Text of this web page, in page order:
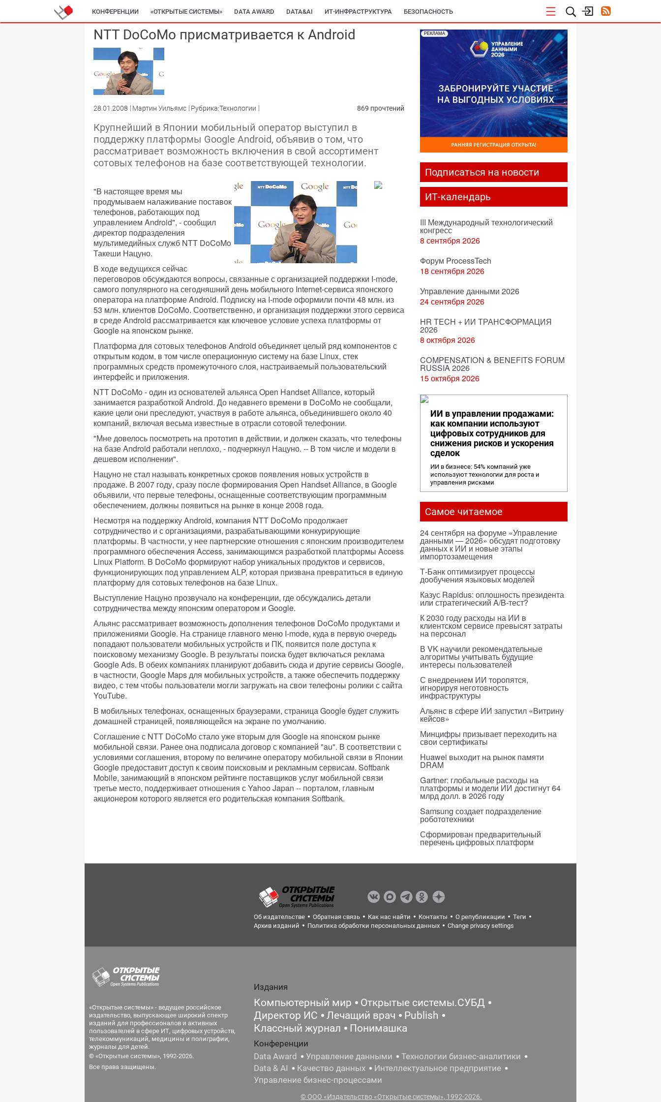
КОНФЕРЕНЦИИ «ОТКРЫТЫЕ СИСТЕМЫ» DATA AWARD DATA&AI ИТ-ИНФРАСТРУКТУРА БЕЗОПАСНОСТЬ
NTT DoCoMo присматривается к Android
28.01.2008 Мартин Уильямс Рубрика:Технологии 869 прочтений
Крупнейший в Японии мобильный оператор выступил в
поддержку платформы Google Android, объявив о том, что
рассматривает возможность включения в свой ассортимент
сотовых телефонов на базе соответствующей технологии.
"В настоящее время мы
продумываем налаживание поставок
телефонов, работающих под
управлением Android", - сообщил
директор подразделения
мультимедийных служб NTT DoCoMo
Такеши Нацуно.
В ходе ведущихся сейчас
переговоров обсуждаются вопросы, связанные с организацией поддержки I-mode,
самого популярного на сегодняшний день мобильного Internet-сервиса японского
оператора на платформе Android. Подписку на I-mode оформили почти 48 млн. из
53 млн. клиентов DoCoMo. Соответственно, и организация поддержки этого сервиса
в среде Android рассматривается как ключевое условие успеха платформы от
Google на японском рынке.
Платформа для сотовых телефонов Android объединяет целый ряд компонентов с
открытым кодом, в том числе операционную систему на базе Linux, стек
программных средств промежуточного слоя, настраиваемый пользовательский
интерфейс и приложения.
NTT DoCoMo - один из основателей альянса Open Handset Alliance, который
занимается разработкой Android. До недавнего времени в DoCoMo не сообщали,
какие цели они преследуют, участвуя в работе альянса, объединившего около 40
компаний, включая весьма известные в отрасли сотовой телефонии.
"Мне довелось посмотреть на прототип в действии, и должен сказать, что телефоны
на базе Android работали неплохо, - подчеркнул Нацуно. -- В том числе и модели в
дешевом исполнении".
Нацуно не стал называть конкретных сроков появления новых устройств в
продаже. В 2007 году, сразу после формирования Open Handset Alliance, в Google
объявили, что первые телефоны, оснащенные соответствующим программным
обеспечением, должны появиться на рынке в конце 2008 года.
Несмотря на поддержку Android, компания NTT DoCoMo продолжает
сотрудничество и с организациями, разрабатывающими конкурирующие
платформы. В частности, у нее партнерские отношения с японским производителем
программного обеспечения Access, занимающимся разработкой платформы Access
Linux Platform. В DoCoMo формируют набор уникальных продуктов и сервисов,
функционирующих под управлением ALP, которая призвана превратиться в единую
платформу для сотовых телефонов на базе Linux.
Выступление Нацуно прозвучало на конференции, где обсуждались детали
сотрудничества между японским оператором и Google.
Альянс рассматривает возможность дополнения телефонов DoCoMo продуктами и
приложениями Google. На странице главного меню I-mode, куда в первую очередь
попадают пользователи мобильных устройств и ПК, появится поле доступа к
поисковому механизму Google. В результаты поиска будет включаться реклама
Google Ads. В обеих компаниях планируют добавить сюда и другие сервисы Google,
в частности, Google Maps для мобильных устройств, а также обеспечить поддержку
видео, с тем чтобы пользователи могли загружать на свои телефоны ролики с сайта
YouTube.
В мобильных телефонах, оснащенных браузерами, страница Google будет служить
домашней страницей, появляющейся на экране по умолчанию.
Соглашение с NTT DoCoMo стало уже вторым для Google на японском рынке
мобильной связи. Ранее она подписала договор с компанией "au". В соответствии с
условиями соглашения, второму по величине оператору мобильной связи в Японии
Google предоставит доступ к своим поисковым и рекламным сервисам. Softbank
Mobile, занимающий в японском рейтинге поставщиков услуг мобильной связи
третье место, поддерживает отношения с Yahoo Japan -- порталом, главным
акционером которого является его родительская компания Softbank.
РЕКЛАМА
Подписаться на новости
ИТ-календарь
III Международный технологический
конгресс
8 сентября 2026
Форум ProcessTech
18 сентября 2026
Управление данными 2026
24 сентября 2026
HR TECH + ИИ ТРАНСФОРМАЦИЯ
2026
8 октября 2026
COMPENSATION & BENEFITS FORUM
RUSSIA 2026
15 октября 2026
ИИ в управлении продажами:
как компании используют
цифровых сотрудников для
снижения рисков и ускорения
сделок
ИИ в бизнесе: 54% компаний уже
используют технологии для роста и
управления рисками
Самое читаемое
24 сентября на форуме «Управление
данными — 2026» обсудят подготовку
данных к ИИ и новые этапы
импортозамещения
Т-Банк оптимизирует процессы
дообучения языковых моделей
Казус Rapidus: оплошность президента
или стратегический A/B-тест?
К 2030 году расходы на ИИ в
клиентском сервисе превысят затраты
на персонал
В VK научили рекомендательные
алгоритмы учитывать будущие
интересы пользователей
С внедрением ИИ торопятся,
игнорируя неготовность
инфраструктуры
Альянс в сфере ИИ запустил «Витрину
кейсов»
Минцифры призывает переходить на
свои сертификаты
Huawei выходит на рынок памяти
DRAM
Gartner: глобальные расходы на
платформы и модели ИИ достигнут 64
млрд долл. в 2026 году
Samsung создает подразделение
робототехники
Сформирован предварительный
перечень цифровых платформ
Об издательстве Обратная связь Как нас найти Контакты О републикации
Теги
Архив изданий
Политика обработки персональных данных Change privacy settings
«Открытые системы» - ведущее российское
издательство, выпускающее широкий спектр
изданий для профессионалов и активных
пользователей в сфере ИТ, цифровых устройств,
телекоммуникаций, медицины и полиграфии,
журналы для детей.
© «Открытые системы», 1992-2026.
Все права защищены.
Издания
Компьютерный мир
Открытые системы.СУБД
Директор ИС
Лечащий врач
Publish
Классный журнал
Понимашка
Конференции
Data Award
Управление данными
Технологии бизнес-аналитики
Data & AI
Качество данных
Интеллектуальное предприятие
Управление бизнес-процессами
© ООО «Издательство «Открытые системы», 1992-2026.